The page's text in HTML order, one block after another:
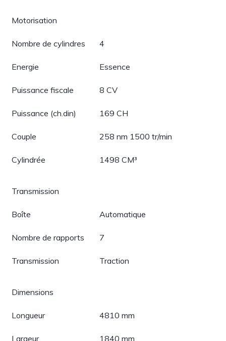
Motorisation
Nombre de cylindres 4
Energie Essence
Puissance fiscale 8 CV
Puissance (ch.din) 169 CH
Couple 258 nm 1500 tr/min
Cylindrée 1498 CM³
Transmission
Boîte Automatique
Nombre de rapports 7
Transmission Traction
Dimensions
Longueur 4810 mm
Largeur 1840 mm